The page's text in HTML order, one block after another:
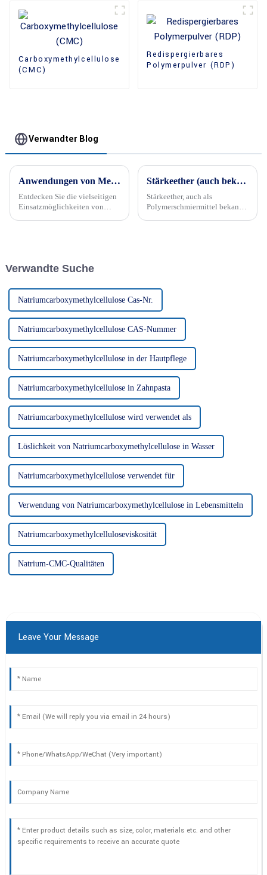
Carboxymethylcellulose
(CMC)
Redispergierbares
Polymerpulver (RDP)
Verwandter Blog
Anwendungen von Methylhydroxyethylcellulose (MHEC)
Entdecken Sie die vielseitigen
Einsatzmöglichkeiten von
hin zur Verbesserung von
und Arzneimitteln ...
​Stärkeether (auch bekannt als Polymerschmiermittel)
Stärkeether, auch als
Polymerschmiermittel bekannt,
Verwandte Suche
Natriumcarboxymethylcellulose Cas-Nr.
Natriumcarboxymethylcellulose CAS-Nummer
Natriumcarboxymethylcellulose in der Hautpflege
Natriumcarboxymethylcellulose in Zahnpasta
Natriumcarboxymethylcellulose wird verwendet als
Löslichkeit von Natriumcarboxymethylcellulose in Wasser
Natriumcarboxymethylcellulose verwendet für
Verwendung von Natriumcarboxymethylcellulose in Lebensmitteln
Natriumcarboxymethylcelluloseviskosität
Natrium-CMC-Qualitäten
Leave Your Message